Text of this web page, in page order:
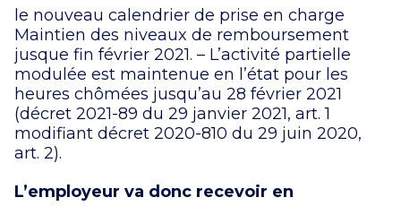
le nouveau calendrier de prise en charge
Maintien des niveaux de remboursement
jusque fin février 2021. – L’activité partielle
modulée est maintenue en l’état pour les
heures chômées jusqu’au 28 février 2021
(décret 2021-89 du 29 janvier 2021, art. 1
modifiant décret 2020-810 du 29 juin 2020,
art. 2).
L’employeur va donc recevoir en